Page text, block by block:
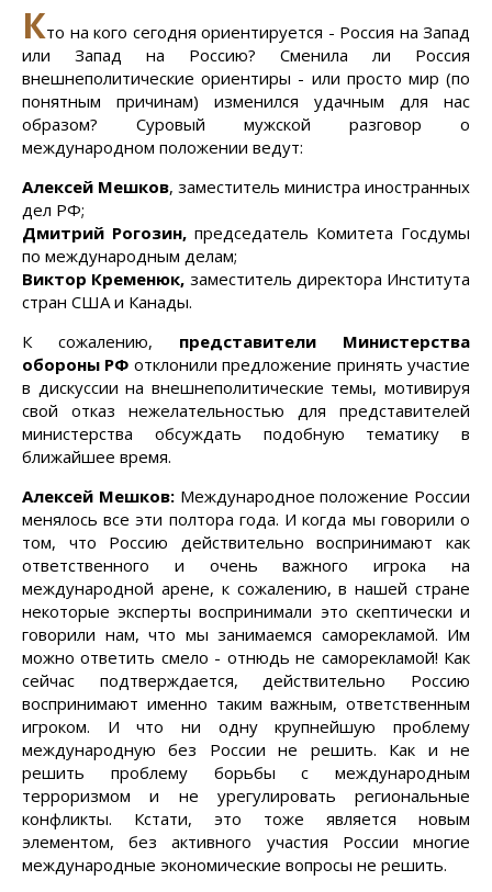
Кто на кого сегодня ориентируется - Россия на Запад
или Запад на Россию? Сменила ли Россия
внешнеполитические ориентиры - или просто мир (по
понятным причинам) изменился удачным для нас
образом? Суровый мужской разговор о
международном положении ведут:
Алексей Мешков, заместитель министра иностранных
дел РФ;
Дмитрий Рогозин, председатель Комитета Госдумы
по международным делам;
Виктор Кременюк, заместитель директора Института
стран США и Канады.
К сожалению, представители Министерства
обороны РФ отклонили предложение принять участие
в дискуссии на внешнеполитические темы, мотивируя
свой отказ нежелательностью для представителей
министерства обсуждать подобную тематику в
ближайшее время.
Алексей Мешков:Международное положение России
менялось все эти полтора года. И когда мы говорили о
том, что Россию действительно воспринимают как
ответственного и очень важного игрока на
международной арене, к сожалению, в нашей стране
некоторые эксперты воспринимали это скептически и
говорили нам, что мы занимаемся саморекламой. Им
можно ответить смело - отнюдь не саморекламой! Как
сейчас подтверждается, действительно Россию
воспринимают именно таким важным, ответственным
игроком. И что ни одну крупнейшую проблему
международную без России не решить. Как и не
решить проблему борьбы с международным
терроризмом и не урегулировать региональные
конфликты. Кстати, это тоже является новым
элементом, без активного участия России многие
международные экономические вопросы не решить.